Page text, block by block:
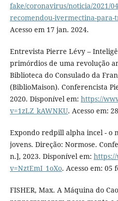
fake/coronavirus/noticia/2021/
recomendou-ivermectina-para-
Acesso em 17 jan. 2024.
Entrevista Pierre Lévy –
primórdios de uma revolução
Biblioteca do Consulado da
(BiblioMaison). Conferencista
2020. Disponível em: https://
v=1zLZ_kAWNKU. Acesso em:
Expondo redpill alpha incel - o
jovens. Direção: Normose.
n.], 2023. Disponível em:
v=NztEmI_1oXo. Acesso em: 05
FISHER, Max. A Máquina do